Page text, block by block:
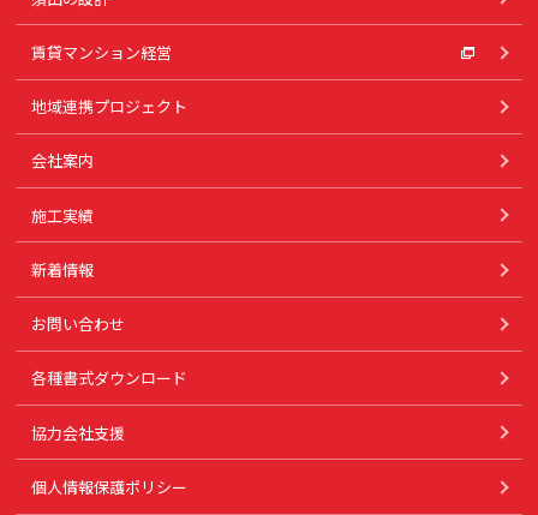
賃貸マンション経営
地域連携プロジェクト
会社案内
施工実績
新着情報
お問い合わせ
各種書式ダウンロード
協力会社支援
個人情報保護ポリシー